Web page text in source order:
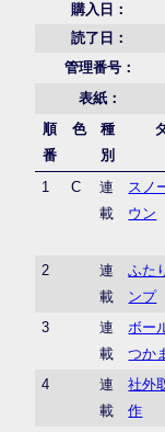
購入日：
読了日：
管理番号：
表紙：
順
番
色
種
別
1
C
連
載
スノ
ウン
2
連
載
ふた
ンプ
3
連
載
ボー
つか
4
連
載
社外
作